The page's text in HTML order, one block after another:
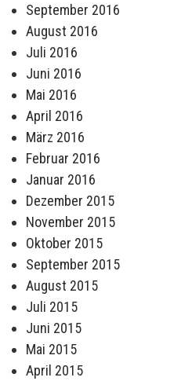
September 2016
August 2016
Juli 2016
Juni 2016
Mai 2016
April 2016
März 2016
Februar 2016
Januar 2016
Dezember 2015
November 2015
Oktober 2015
September 2015
August 2015
Juli 2015
Juni 2015
Mai 2015
April 2015